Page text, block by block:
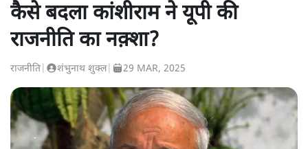
कैसे बदला कांशीराम ने यूपी की
राजनीति का नक़्शा?
राजनीति शंभुनाथ शुक्ल| 29 MAR, 2025